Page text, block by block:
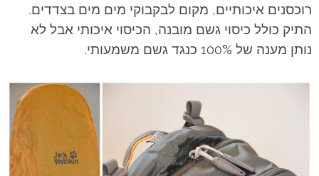
רוכסנים איכותיים, מקום לבקבוקי מים מים בצדדים.
התיק כולל כיסוי גשם מובנה, הכיסוי איכותי אבל לא
נותן מענה של 100% כנגד גשם משמעותי.